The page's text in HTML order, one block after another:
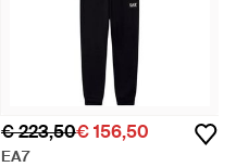
€ 223,50€ 156,50
EA7